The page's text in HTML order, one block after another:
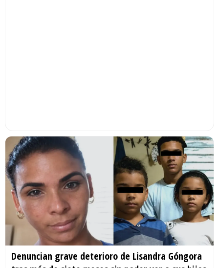
Denuncian grave deterioro de Lisandra Góngora